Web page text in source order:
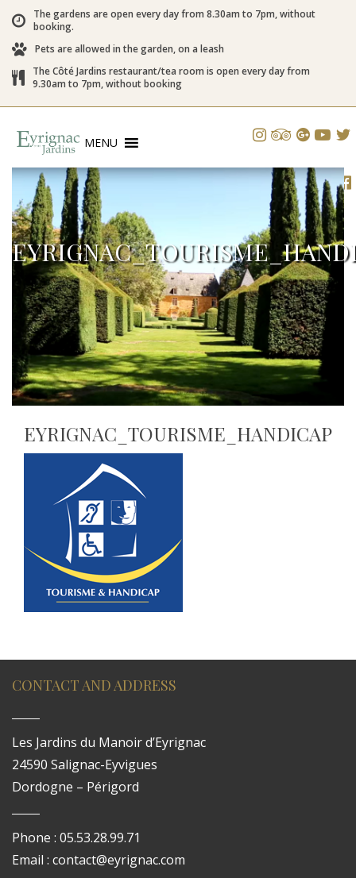
The gardens are open every day from 8.30am to 7pm, without
booking.
Pets are allowed in the garden, on a leash
The Côté Jardins restaurant/tea room is open every day from
9.30am to 7pm, without booking
MENU
EYRIGNAC_TOURISME_HANDICAP
CONTACT AND ADDRESS
Les Jardins du Manoir d’Eyrignac
24590 Salignac-Eyvigues
Dordogne – Périgord
Phone : 05.53.28.99.71
Email : contact@eyrignac.com